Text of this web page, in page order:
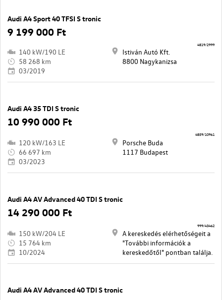
Audi A4 Sport 40 TFSI S tronic
9 199 000 Ft
140 kW/190 LE
58 268 km
03/2019
Istiván Autó Kft.
8800 Nagykanizsa
4819/2999
Audi A4 35 TDI S tronic
10 990 000 Ft
120 kW/163 LE
66 697 km
03/2023
Porsche Buda
1117 Budapest
4859/10961
Audi A4 AV Advanced 40 TDI S tronic
14 290 000 Ft
150 kW/204 LE
15 764 km
10/2024
A kereskedés elérhetőségeit a
"További információk a
kereskedőtől" pontban találja.
999/43462
Audi A4 AV Advanced 40 TDI S tronic